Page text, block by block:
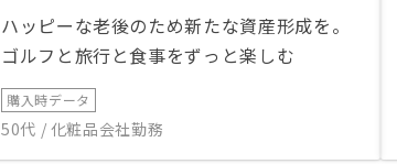
ハッピーな老後のため新たな資産形成を。
ゴルフと旅行と食事をずっと楽しむ
購入時データ
50代 / 化粧品会社勤務